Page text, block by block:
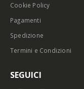
Cookie Policy
Pagamenti
Spedizione
Termini e Condizioni
SEGUICI